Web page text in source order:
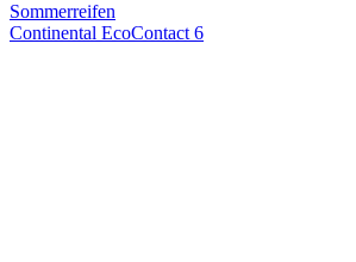
Sommerreifen
Continental EcoContact 6